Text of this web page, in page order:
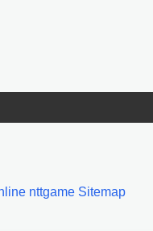
nttgame Sitemap